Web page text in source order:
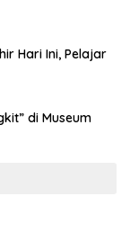
Hari Ini, Pelajar
di Museum